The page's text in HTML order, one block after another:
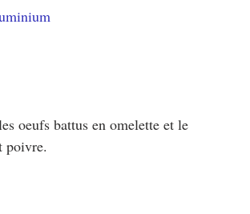
oeufs battus en omelette et le
poivre.